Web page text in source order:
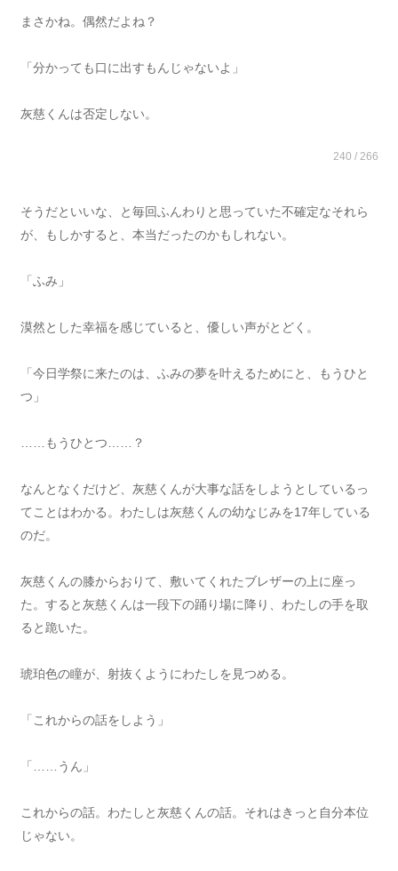
まさかね。偶然だよね？
「分かっても口に出すもんじゃないよ」
灰慈くんは否定しない。
240 / 266
そうだといいな、と毎回ふんわりと思っていた不確定なそれら
が、もしかすると、本当だったのかもしれない。
「ふみ」
漠然とした幸福を感じていると、優しい声がとどく。
「今日学祭に来たのは、ふみの夢を叶えるためにと、もうひと
つ」
……もうひとつ……？
なんとなくだけど、灰慈くんが大事な話をしようとしているっ
てことはわかる。わたしは灰慈くんの幼なじみを17年している
のだ。
灰慈くんの膝からおりて、敷いてくれたブレザーの上に座っ
た。すると灰慈くんは一段下の踊り場に降り、わたしの手を取
ると跪いた。
琥珀色の瞳が、射抜くようにわたしを見つめる。
「これからの話をしよう」
「……うん」
これからの話。わたしと灰慈くんの話。それはきっと自分本位
じゃない。